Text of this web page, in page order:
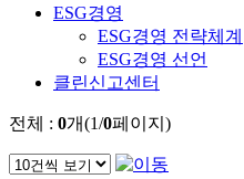
ESG경영
ESG경영 전략체계
ESG경영 선언
클린신고센터
전체 : 0개(1/0페이지)